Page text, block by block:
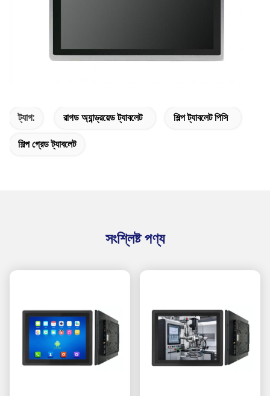
ট্যাগ: রাগড অ্যান্ড্রয়েড ট্যাবলেট
শিল্প ট্যাবলেট পিসি
শিল্প গ্রেড ট্যাবলেট
সংশ্লিষ্ট পণ্য